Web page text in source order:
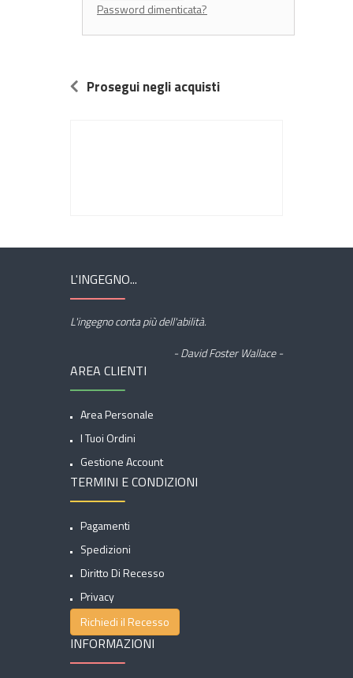
Password dimenticata?
Prosegui negli acquisti
L'INGEGNO...
L'ingegno conta più dell'abilità.
- David Foster Wallace -
AREA CLIENTI
Area Personale
I Tuoi Ordini
Gestione Account
TERMINI E CONDIZIONI
Pagamenti
Spedizioni
Diritto Di Recesso
Privacy
Richiedi il Recesso
INFORMAZIONI